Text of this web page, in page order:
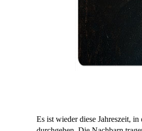
Es ist wieder diese Jahreszeit,